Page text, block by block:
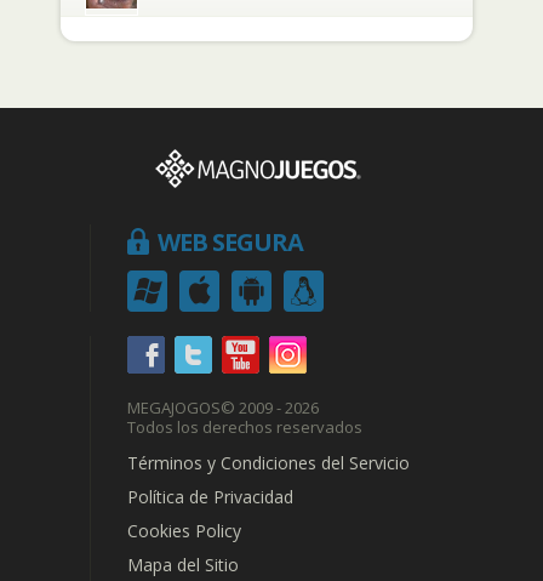
WEB SEGURA
MEGAJOGOS© 2009 - 2026
Todos los derechos reservados
Términos y Condiciones del Servicio
Política de Privacidad
Cookies Policy
Mapa del Sitio